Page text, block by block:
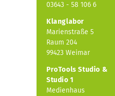
03643 - 58 106 6
Klanglabor
Marienstraße 5
Raum 204
99423 Weimar
ProTools Studio &
Studio 1
Medienhaus